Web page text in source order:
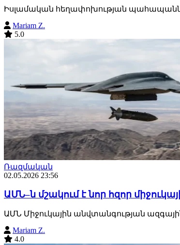
Իսլամական հեղափոխության
Mariam Z.
5.0
Ռազմական
02.05.2026 23:56
ԱՄՆ–ն մշակում է նոր հզոր
ԱՄՆ Միջուկային անվտանգության ազգային
Mariam Z.
4.0